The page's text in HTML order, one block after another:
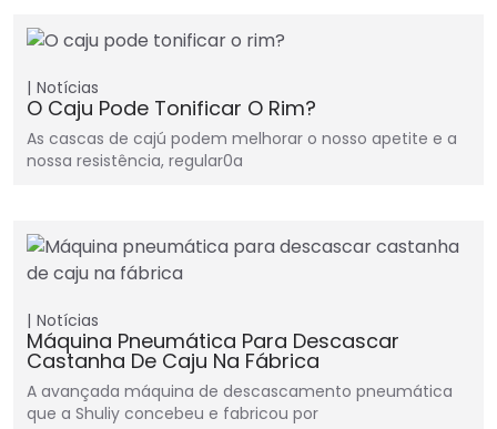
Notícias
O Caju Pode Tonificar O Rim?
As cascas de cajú podem melhorar o nosso apetite e a
nossa resistência, regular0a
Notícias
Máquina Pneumática Para Descascar
Castanha De Caju Na Fábrica
A avançada máquina de descascamento pneumática
que a Shuliy concebeu e fabricou por